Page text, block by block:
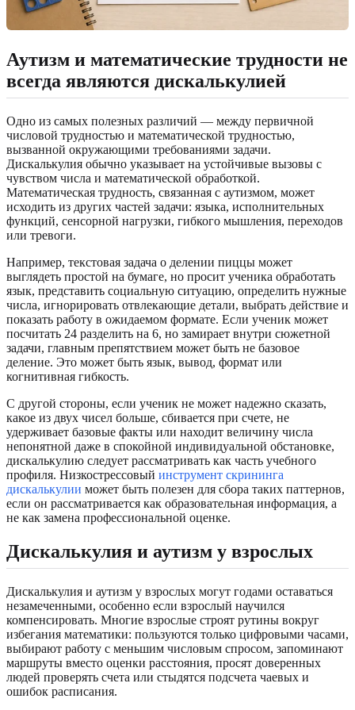
Аутизм и математические трудности не
всегда являются дискалькулией
Одно из самых полезных различий — между первичной
числовой трудностью и математической трудностью,
вызванной окружающими требованиями задачи.
Дискалькулия обычно указывает на устойчивые вызовы с
чувством числа и математической обработкой.
Математическая трудность, связанная с аутизмом, может
исходить из других частей задачи: языка, исполнительных
функций, сенсорной нагрузки, гибкого мышления, переходов
или тревоги.
Например, текстовая задача о делении пиццы может
выглядеть простой на бумаге, но просит ученика обработать
язык, представить социальную ситуацию, определить нужные
числа, игнорировать отвлекающие детали, выбрать действие и
показать работу в ожидаемом формате. Если ученик может
посчитать 24 разделить на 6, но замирает внутри сюжетной
задачи, главным препятствием может быть не базовое
деление. Это может быть язык, вывод, формат или
когнитивная гибкость.
С другой стороны, если ученик не может надежно сказать,
какое из двух чисел больше, сбивается при счете, не
удерживает базовые факты или находит величину числа
непонятной даже в спокойной индивидуальной обстановке,
дискалькулию следует рассматривать как часть учебного
профиля. Низкострессовый инструмент скрининга
дискалькулии может быть полезен для сбора таких паттернов,
если он рассматривается как образовательная информация, а
не как замена профессиональной оценке.
Дискалькулия и аутизм у взрослых
Дискалькулия и аутизм у взрослых могут годами оставаться
незамеченными, особенно если взрослый научился
компенсировать. Многие взрослые строят рутины вокруг
избегания математики: пользуются только цифровыми часами,
выбирают работу с меньшим числовым спросом, запоминают
маршруты вместо оценки расстояния, просят доверенных
людей проверять счета или стыдятся подсчета чаевых и
ошибок расписания.